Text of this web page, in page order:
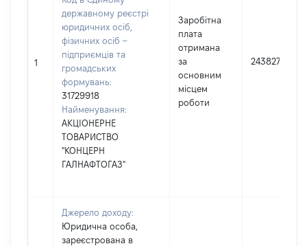
1
державному реєстрі
юридичних осіб,
фізичних осіб –
підприємців та
громадських
формувань:
31729918
Найменування:
АКЦІОНЕРНЕ
ТОВАРИСТВО
"КОНЦЕРН
ГАЛНАФТОГАЗ"
Заробітна
плата
отримана
за
основним
місцем
роботи
243827
Джерело доходу:
Юридична особа,
зареєстрована в